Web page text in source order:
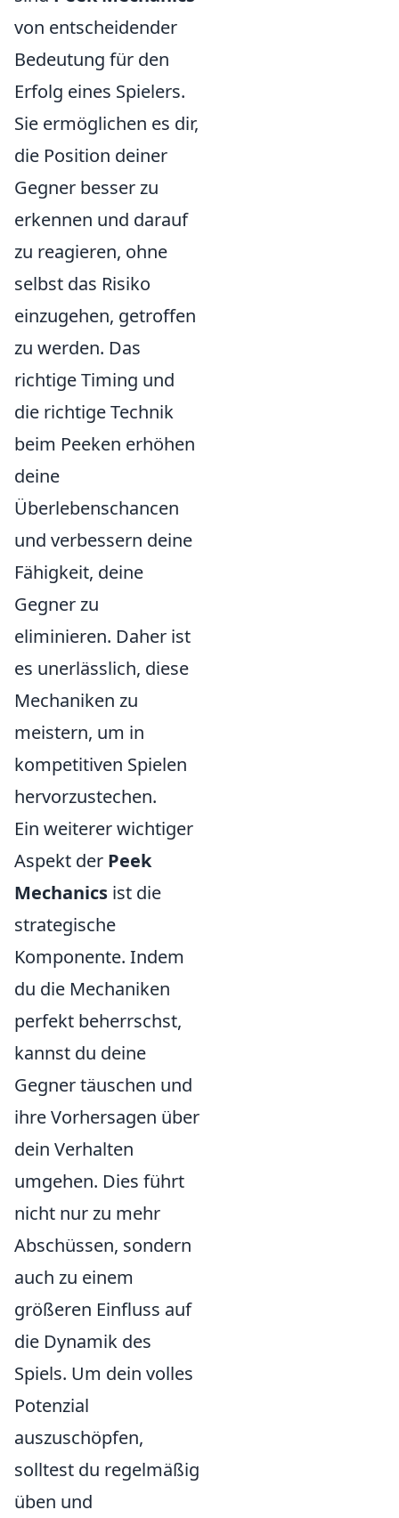
von entscheidender
Bedeutung für den
Erfolg eines Spielers.
Sie ermöglichen es dir,
die Position deiner
Gegner besser zu
erkennen und darauf
zu reagieren, ohne
selbst das Risiko
einzugehen, getroffen
zu werden. Das
richtige Timing und
die richtige Technik
beim Peeken erhöhen
deine
Überlebenschancen
und verbessern deine
Fähigkeit, deine
Gegner zu
eliminieren. Daher ist
es unerlässlich, diese
Mechaniken zu
meistern, um in
kompetitiven Spielen
hervorzustechen.
Ein weiterer wichtiger
Aspekt der Peek
Mechanics ist die
strategische
Komponente. Indem
du die Mechaniken
perfekt beherrschst,
kannst du deine
Gegner täuschen und
ihre Vorhersagen über
dein Verhalten
umgehen. Dies führt
nicht nur zu mehr
Abschüssen, sondern
auch zu einem
größeren Einfluss auf
die Dynamik des
Spiels. Um dein volles
Potenzial
auszuschöpfen,
solltest du regelmäßig
üben und